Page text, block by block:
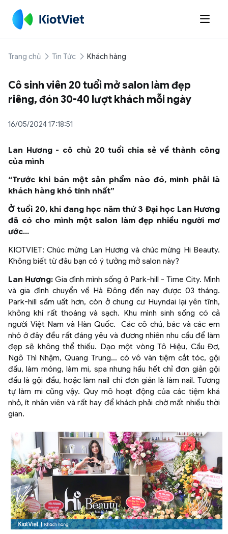

Trang chủ Tin Tức Khách hàng
Cô sinh viên 20 tuổi mở salon làm đẹp
riêng, đón 30-40 lượt khách mỗi ngày
16/05/2024 17:18:51
Lan Hương - cô chủ 20 tuổi chia sẻ về thành công
của mình
“Trước khi bán một sản phẩm nào đó, mình phải là
khách hàng khó tính nhất”
Ở tuổi 20, khi đang học năm thứ 3 Đại học Lan Hương
đã có cho mình một salon làm đẹp nhiều người mơ
ước…
KIOTVIET: Chúc mừng Lan Hương và chúc mừng Hi Beauty.
Không biết từ đâu bạn có ý tưởng mở salon này?
Lan Hương: Gia đình mình sống ở Park-hill - Time City. Mình
và gia đình chuyển về Hà Đông đến nay được 03 tháng.
Park-hill sầm uất hơn, còn ở chung cư Huyndai lại yên tĩnh,
không khí rất thoáng và sạch. Khu mình sinh sống có cả
người Việt Nam và Hàn Quốc. Các cô chú, bác và các em
nhỏ ở đây đều rất đáng yêu và đương nhiên nhu cầu để làm
đẹp sẽ không thể thiếu. Dạo một vòng Tô Hiệu, Cầu Đơ,
Ngô Thì Nhậm, Quang Trung… có vô vàn tiệm cắt tóc, gội
đầu, làm móng, làm mi, spa nhưng hầu hết chỉ đơn giản gội
đầu là gội đầu, hoặc làm nail chỉ đơn giản là làm nail. Tương
tự làm mi cũng vậy. Quy mô hoạt động của các tiệm khá
nhỏ, ít nhân viên và rất hay để khách phải chờ mất nhiều thời
gian.